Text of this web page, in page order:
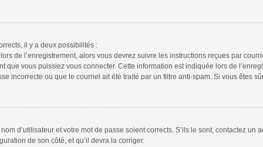
il y a deux possibilités :
de l’enregistrement, alors vous devrez suivre les instructions reçues par
vous puissiez vous connecter. Cette information est indiquée lors de
incorrecte ou que le courriel ait été traité par un filtre anti-spam. Si vous êtes
d’utilisateur et votre mot de passe soient corrects. S’ils le sont, contactez un
de son côté, et qu’il devra la corriger.